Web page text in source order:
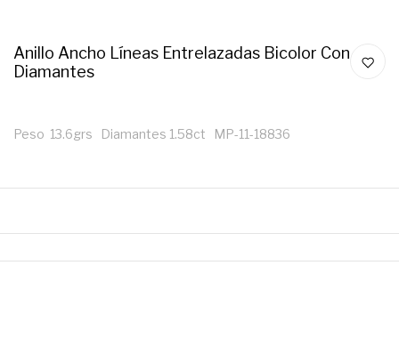
Anillo Ancho Líneas Entrelazadas Bicolor Con
Diamantes
Peso 13.6grs Diamantes 1.58ct MP-11-18836